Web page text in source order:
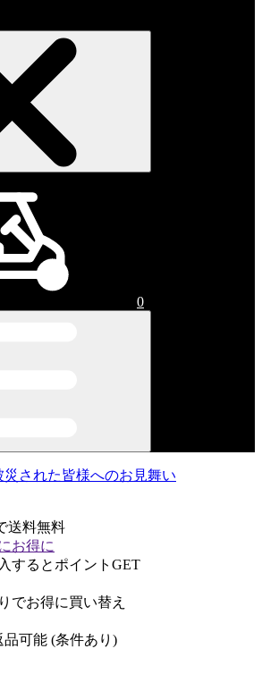
0
された皆様へのお見舞い
送料無料
お得に
するとポイントGET
でお得に買い替え
可能 (条件あり)